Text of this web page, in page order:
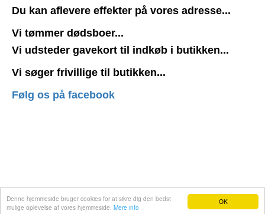
OK
Denne hjemmeside bruger cookies for at sikre dig den bedst
mulige oplevelse af vores hjemmeside. Mere info
Du kan aflevere effekter på vores adresse...
Vi tømmer dødsboer...
Vi udsteder gavekort til indkøb i butikken...
Vi søger frivillige til butikken...
Følg os på facebook
Det tages forbehold for solgte varer.
Hjemmeside fra e-hjemmeside.dk